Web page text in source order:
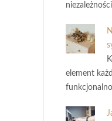
element